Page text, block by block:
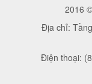
2016
Địa chỉ:
Điện thoại: